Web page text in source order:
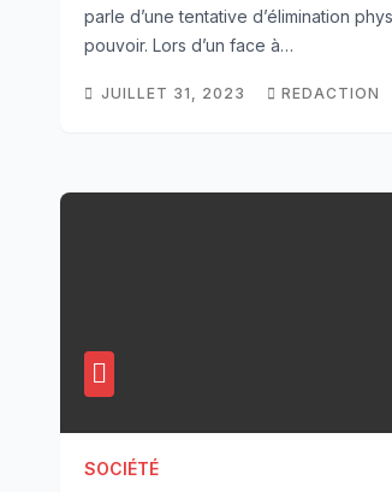
parle d’une tentative d’élimination
pouvoir. Lors d’un face à…
JUILLET 31, 2023 REDACTION
SOCIÉTÉ